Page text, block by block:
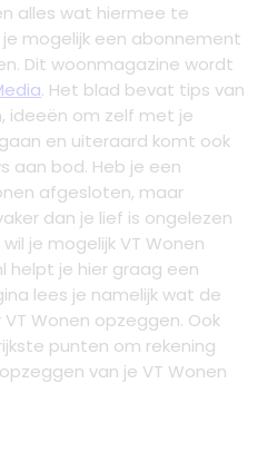
alles wat hiermee te
mogelijk een abonnement
Dit woonmagazine wordt
. Het blad bevat tips van
ideeën om zelf met je
en uiteraard komt ook
aan bod. Heb je een
afgesloten, maar
dan je lief is ongelezen
je mogelijk VT Wonen
helpt je hier graag een
lees je namelijk wat de
Wonen opzeggen. Ook
punten om rekening
van je VT Wonen